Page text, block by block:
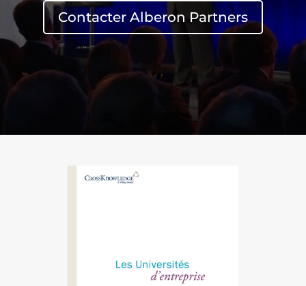
Contacter Alberon Partners